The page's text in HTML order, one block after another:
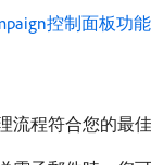
控制面板功能
流程符合您的最佳